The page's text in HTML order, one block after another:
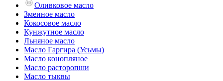
Оливковое масло
Змеиное масло
Кокосовое масло
Кунжутное масло
Льняное масло
Масло Гаргира (Усьмы)
Масло конопляное
Масло расторопши
Масло тыквы